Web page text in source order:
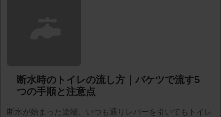
断水時のトイレの流し方｜バケツで流す5
つの手順と注意点
断水が始まった途端、いつも通りレバーを引いてもトイレ